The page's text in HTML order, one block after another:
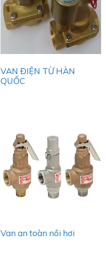
VAN ĐIỆN TỪ HÀN
QUỐC
Van an toàn nồi hơi